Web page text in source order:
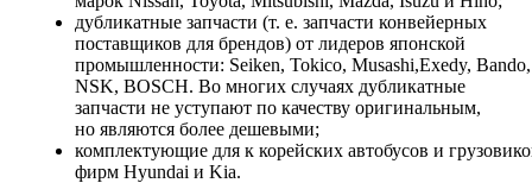
дубликатные запчасти (т. е. запчасти конвейерных
поставщиков для брендов) от лидеров японской
промышленности: Seiken, Tokico, Musashi,Exedy, Bando,
NSK, BOSCH. Во многих случаях дубликатные
запчасти не уступают по качеству оригинальным,
но являются более дешевыми;
комплектующие для к корейских автобусов и
фирм Hyundai и Kia.